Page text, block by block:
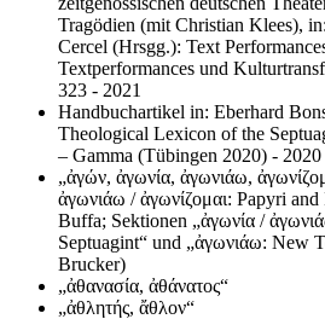
Tragödien (mit Christian Klees),
Cercel (Hrsgg.): Text
Textperformances und
323 - 2021
Handbuchartikel in: Eberhard
Theological Lexicon of the
– Gamma (Tübingen 2020) - 2020
„ἀγών, ἀγωνία, ἀγωνιάω,
ἀγωνιάω / ἀγωνίζομαι: Papyri
Buffa; Sektionen „ἀγωνία /
Septuagint“ und „ἀγωνιάω: New
Brucker)
„ἀθανασία, ἀθάνατος“
„ἀθλητής, ἄθλον“